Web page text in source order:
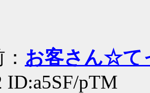
お客さん☆て
ID:a5SF/pTM